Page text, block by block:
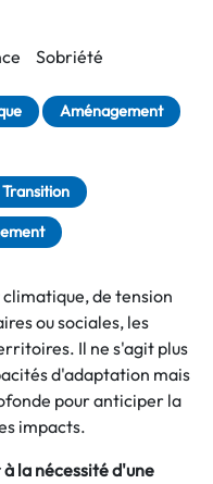
Sobriété
Aménagement
de tension
ou sociales, les
Il ne s'agit plus
d'adaptation mais
pour anticiper la
impacts.
la nécessité d'une